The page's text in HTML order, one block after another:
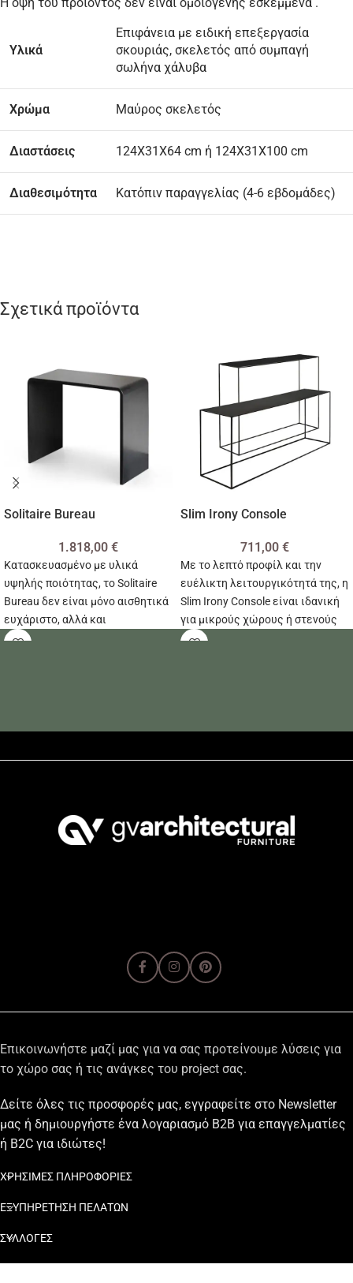
Υλικά
Επιφάνεια με ειδική επεξεργασία
σκουριάς, σκελετός από συμπαγή
σωλήνα χάλυβα
Χρώμα Μαύρος σκελετός
Διαστάσεις 124X31X64 cm ή 124X31X100 cm
Διαθεσιμότητα Κατόπιν παραγγελίας (4-6 εβδομάδες)
Σχετικά προϊόντα
Solitaire Bureau
1.818,00 €
Κατασκευασμένο με υλικά
υψηλής ποιότητας, το Solitaire
Bureau δεν είναι μόνο αισθητικά
ευχάριστο, αλλά και
κατασκευασμένο για να διαρκεί!
Slim Irony Console
711,00 €
Με το λεπτό προφίλ και την
ευέλικτη λειτουργικότητά της, η
Slim Irony Console είναι ιδανική
για μικρούς χώρους ή στενούς
διαδρόμους όπου κάθε ίντσα
Επικοινωνήστε μαζί μας για να σας προτείνουμε λύσεις για
το χώρο σας ή τις ανάγκες του project σας.
Δείτε όλες τις προσφορές μας, εγγραφείτε στο Newsletter
μας ή δημιουργήστε ένα λογαριασμό B2B για επαγγελματίες
ή B2C για ιδιώτες!
ΧΡΗΣΙΜΕΣ ΠΛΗΡΟΦΟΡΙΕΣ
ΕΞΥΠΗΡΕΤΗΣΗ ΠΕΛΑΤΩΝ
ΣΥΛΛΟΓΕΣ